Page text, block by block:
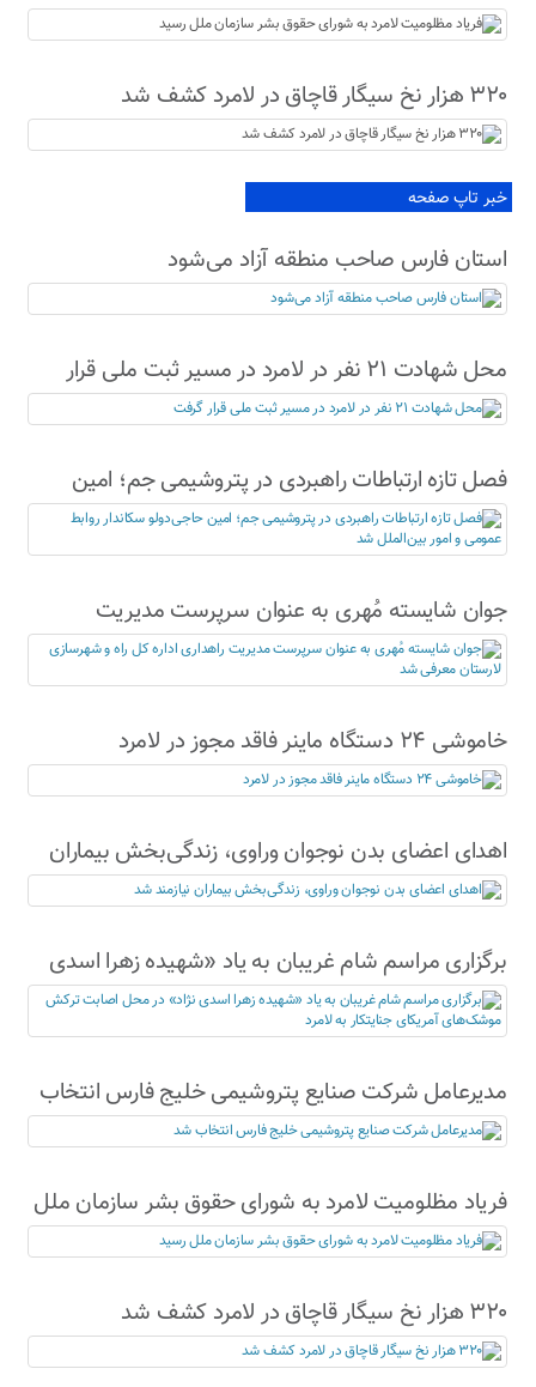
رسید
۳۲۰ هزار نخ سیگار قاچاق در لامرد کشف شد
خبر تاپ صفحه
استان فارس صاحب منطقه آزاد می‌شود
محل شهادت ۲۱ نفر در لامرد در مسیر ثبت ملی قرار
گرفت
فصل تازه ارتباطات راهبردی در پتروشیمی جم؛ امین
حاجی‌دولو سکاندار روابط عمومی و امور بین‌الملل شد
جوان شایسته مُهری به عنوان سرپرست مدیریت
راهداری اداره کل راه و شهرسازی لارستان معرفی شد
خاموشی ۲۴ دستگاه ماینر فاقد مجوز در لامرد
اهدای اعضای بدن نوجوان وراوی، زندگی‌بخش بیماران
نیازمند شد
برگزاری مراسم شام غریبان به یاد «شهیده زهرا اسدی
نژاد» در محل اصابت ترکش موشک‌های آمریکای
جنایتکار به لامرد
مدیرعامل شرکت صنایع پتروشیمی خلیج فارس انتخاب
شد
فریاد مظلومیت لامرد به شورای حقوق بشر سازمان ملل
رسید
۳۲۰ هزار نخ سیگار قاچاق در لامرد کشف شد